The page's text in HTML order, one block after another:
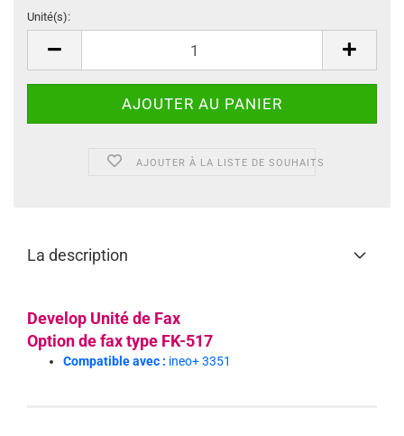
Unité(s):
AJOUTER À LA LISTE DE SOUHAITS
La description
Develop Unité de Fax
Option de fax type FK-517
Compatible avec : ineo+ 3351